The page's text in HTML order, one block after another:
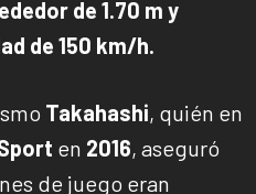
de 1.70 m y
de 150 km/h.
Takahashi, quién en
en 2016, aseguró
de juego eran